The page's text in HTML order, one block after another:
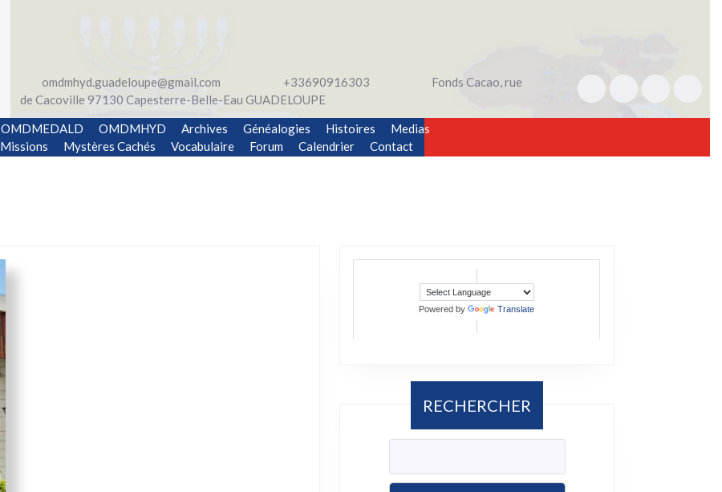
omdmhyd.guadeloupe@gmail.com +33690916303
Fonds Cacao, rue
de Cacoville 97130 Capesterre-Belle-Eau GUADELOUPE
OMDMEDALD OMDMHYD Archives Généalogies Histoires
Medias
Missions Mystères Cachés Vocabulaire Forum Calendrier Contact
Powered by Translate
RECHERCHER